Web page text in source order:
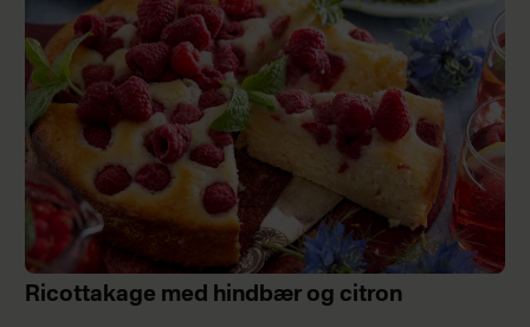
Ricottakage med hindbær og citron